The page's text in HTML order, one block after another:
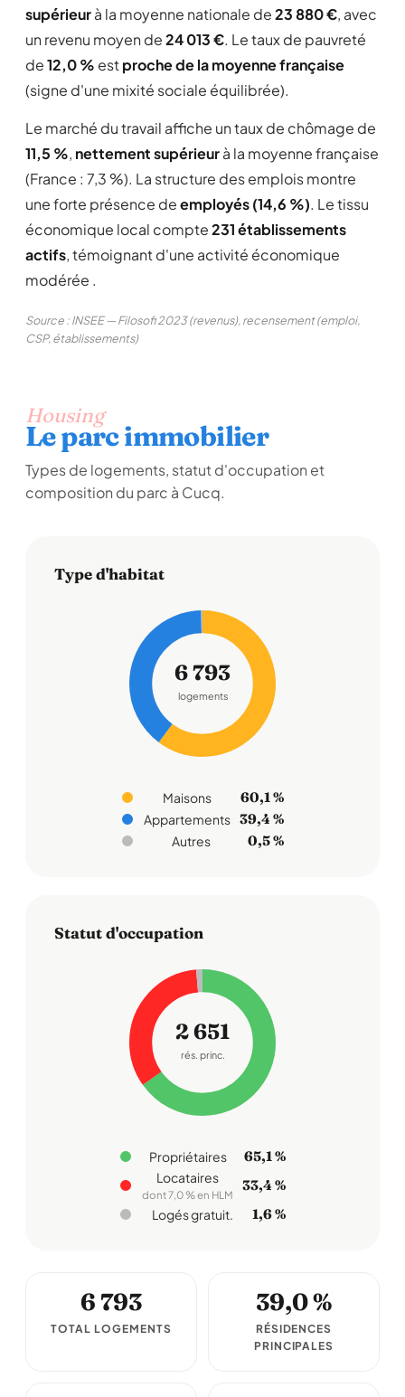
supérieurà la moyenne nationale de23 880 €, avec
un revenu moyen de24 013 €. Le taux de pauvreté
de12,0 % estproche de la moyenne française
(signe d'une mixité sociale équilibrée).
Le marché du travail affiche un taux de chômage de
11,5 %, nettement supérieurà la moyenne française
(France : 7,3 %). La structure des emplois montre
une forte présence deemployés (14,6 %). Le tissu
économique local compte231 établissements
actifs, témoignant d'une activité économique
modérée .
Source : INSEE — Filosofi 2023 (revenus), recensement (emploi,
CSP, établissements)
Housing
Le parc immobilier
Types de logements, statut d'occupation et
composition du parc à Cucq.
Type d'habitat
6 793
logements
Maisons 60,1 %
Appartements 39,4 %
Autres 0,5 %
Statut d'occupation
2 651
rés. princ.
Propriétaires 65,1 %
Locataires
dont 7,0 % en HLM
33,4 %
Logés gratuit. 1,6 %
6 793
TOTAL LOGEMENTS
39,0 %
RÉSIDENCES
PRINCIPALES